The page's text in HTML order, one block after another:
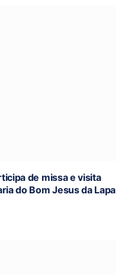
de missa e visita
do Bom Jesus da Lapa